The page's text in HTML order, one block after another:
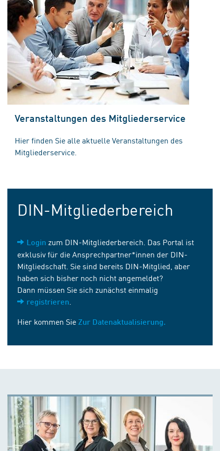
Veranstaltungen des Mitgliederservice
Hier finden Sie alle aktuelle Veranstaltungen des
Mitgliederservice.
DIN-Mitgliederbereich
Login zum DIN-Mitgliederbereich. Das Portal ist
exklusiv für die Ansprechpartner*innen der DIN-
Mitgliedschaft. Sie sind bereits DIN-Mitglied, aber
haben sich bisher noch nicht angemeldet?
Dann müssen Sie sich zunächst einmalig
registrieren
Hier kommen Sie Zur Datenaktualisierung.